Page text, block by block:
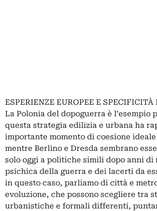
ESPERIENZE EUROPEE E
La Polonia del dopoguerra è l’esempio
questa strategia edilizia e urbana ha
importante momento di coesione
mentre Berlino e Dresda sembrano
solo oggi a politiche simili dopo anni di
psichica della guerra e dei lacerti da
in questo caso, parliamo di città e
evoluzione, che possono scegliere tra
urbanistiche e formali differenti,